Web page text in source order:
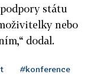
státu
nebo
dodal.
#konference